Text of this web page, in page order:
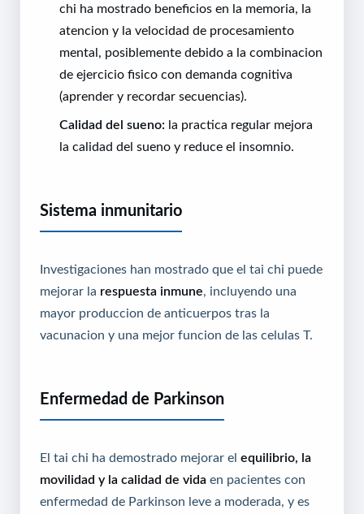
chi ha mostrado beneficios en la memoria, la
atencion y la velocidad de procesamiento
mental, posiblemente debido a la combinacion
de ejercicio fisico con demanda cognitiva
(aprender y recordar secuencias).
Calidad del sueno: la practica regular mejora
la calidad del sueno y reduce el insomnio.
Sistema inmunitario
Investigaciones han mostrado que el tai chi puede
mejorar la respuesta inmune , incluyendo una
mayor produccion de anticuerpos tras la
vacunacion y una mejor funcion de las celulas T.
Enfermedad de Parkinson
El tai chi ha demostrado mejorar el equilibrio, la
movilidad y la calidad de vida en pacientes con
enfermedad de Parkinson leve a moderada, y es